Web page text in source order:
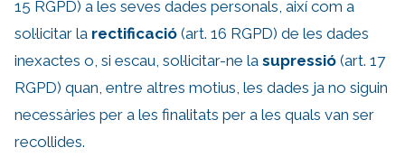
15 RGPD) a les seves dades personals, així com a
sol·licitar la rectificació (art. 16 RGPD) de les dades
inexactes o, si escau, sol·licitar-ne la supressió (art. 17
RGPD) quan, entre altres motius, les dades ja no siguin
necessàries per a les finalitats per a les quals van ser
recollides.